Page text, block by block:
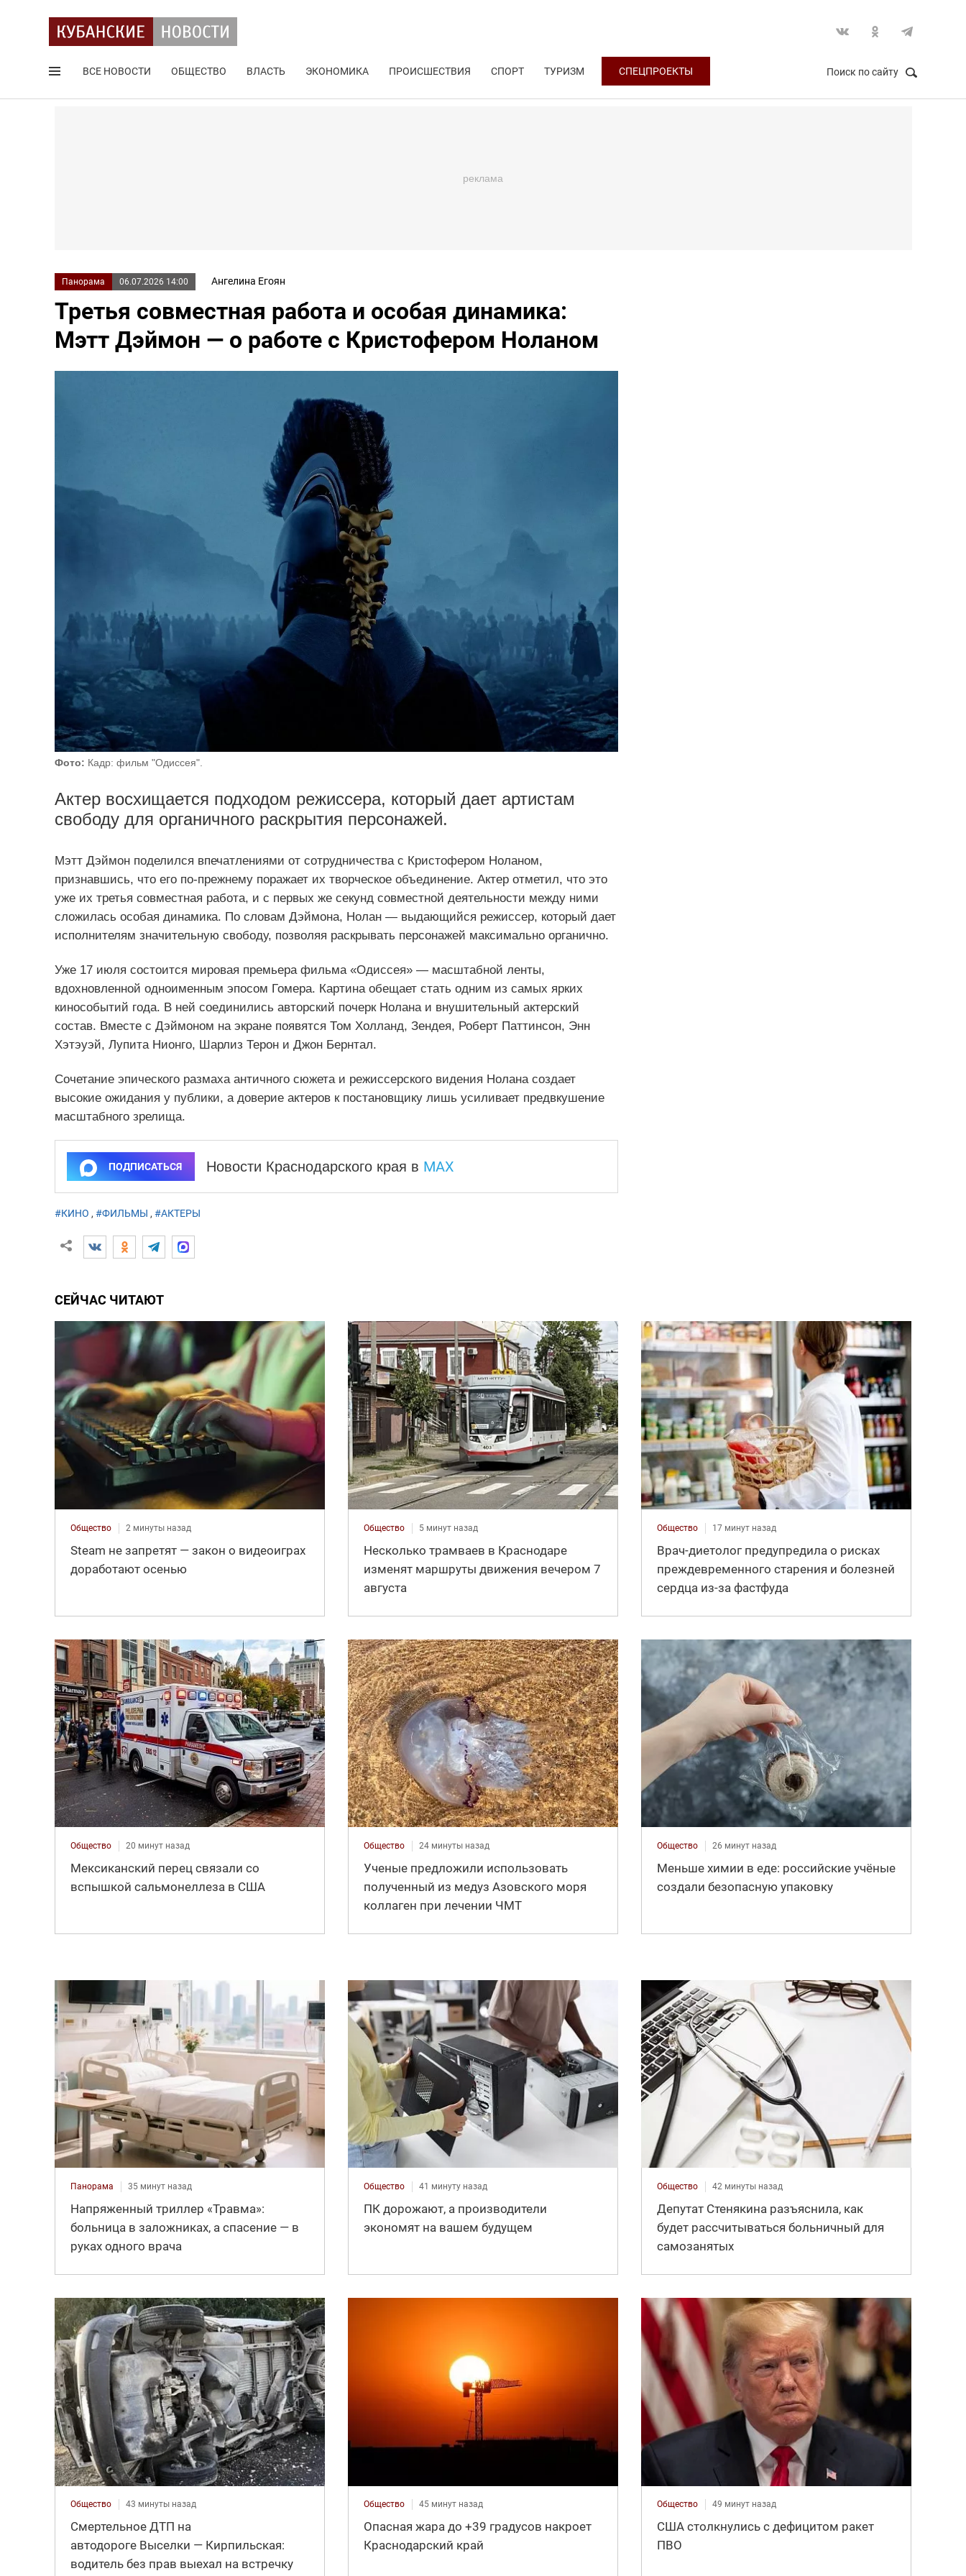
ВСЕ НОВОСТИ ОБЩЕСТВО ВЛАСТЬ ЭКОНОМИКА ПРОИСШЕСТВИЯ СПОРТ ТУРИЗМ СПЕЦПРОЕКТЫ Поиск по сайту
Панорама 06.07.2026 14:00 Ангелина Егоян
Третья совместная работа и особая динамика:
Мэтт Дэймон — о работе с Кристофером Ноланом
Фото: Кадр: фильм "Одиссея".
Актер восхищается подходом режиссера, который дает артистам
свободу для органичного раскрытия персонажей.
Мэтт Дэймон поделился впечатлениями от сотрудничества с Кристофером Ноланом,
признавшись, что его по‑прежнему поражает их творческое объединение. Актер отметил, что это
уже их третья совместная работа, и с первых же секунд совместной деятельности между ними
сложилась особая динамика. По словам Дэймона, Нолан — выдающийся режиссер, который дает
исполнителям значительную свободу, позволяя раскрывать персонажей максимально органично.
Уже 17 июля состоится мировая премьера фильма «Одиссея» — масштабной ленты,
вдохновленной одноименным эпосом Гомера. Картина обещает стать одним из самых ярких
кинособытий года. В ней соединились авторский почерк Нолана и внушительный актерский
состав. Вместе с Дэймоном на экране появятся Том Холланд, Зендея, Роберт Паттинсон, Энн
Хэтэуэй, Лупита Нионго, Шарлиз Терон и Джон Бернтал.
Сочетание эпического размаха античного сюжета и режиссерского видения Нолана создает
высокие ожидания у публики, а доверие актеров к постановщику лишь усиливает предвкушение
масштабного зрелища.
ПОДПИСАТЬСЯ Новости Краснодарского края в MAX
#КИНО , #ФИЛЬМЫ , #АКТЕРЫ
СЕЙЧАС ЧИТАЮТ
Общество 2 минуты назад
Steam не запретят — закон о видеоиграх
доработают осенью
Общество 5 минут назад
Несколько трамваев в Краснодаре
изменят маршруты движения вечером 7
августа
Общество 17 минут назад
Врач-диетолог предупредила о рисках
преждевременного старения и болезней
сердца из-за фастфуда
Общество 20 минут назад
Мексиканский перец связали со
вспышкой сальмонеллеза в США
Общество 24 минуты назад
Ученые предложили использовать
полученный из медуз Азовского моря
коллаген при лечении ЧМТ
Общество 26 минут назад
Меньше химии в еде: российские учёные
создали безопасную упаковку
Панорама 35 минут назад
Напряженный триллер «Травма»:
больница в заложниках, а спасение — в
руках одного врача
Общество 41 минуту назад
ПК дорожают, а производители
экономят на вашем будущем
Общество 42 минуты назад
Депутат Стенякина разъяснила, как
будет рассчитываться больничный для
самозанятых
Общество 43 минуты назад
Смертельное ДТП на
автодороге Выселки — Кирпильская:
водитель без прав выехал на встречку
Общество 45 минут назад
Опасная жара до +39 градусов накроет
Краснодарский край
Общество 49 минут назад
США столкнулись с дефицитом ракет
ПВО